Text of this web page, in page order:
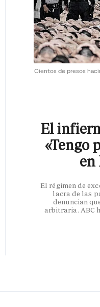
Cientos de presos
El
«Tengo
en
El régimen de
lacra de las
denuncian
arbitraria. ABC